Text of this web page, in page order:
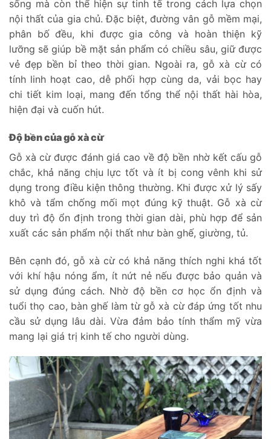
sống mà còn thể hiện sự tinh tế trong cách lựa chọn
nội thất của gia chủ. Đặc biệt, đường vân gỗ mềm mại,
phân bố đều, khi được gia công và hoàn thiện kỹ
lưỡng sẽ giúp bề mặt sản phẩm có chiều sâu, giữ được
vẻ đẹp bền bỉ theo thời gian. Ngoài ra, gỗ xà cừ có
tính linh hoạt cao, dễ phối hợp cùng da, vải bọc hay
chi tiết kim loại, mang đến tổng thể nội thất hài hòa,
hiện đại và cuốn hút.
Độ bền của gỗ xà cừ
Gỗ xà cừ được đánh giá cao về độ bền nhờ kết cấu gỗ
chắc, khả năng chịu lực tốt và ít bị cong vênh khi sử
dụng trong điều kiện thông thường. Khi được xử lý sấy
khô và tẩm chống mối mọt đúng kỹ thuật. Gỗ xà cừ
duy trì độ ổn định trong thời gian dài, phù hợp để sản
xuất các sản phẩm nội thất như bàn ghế, giường, tủ.
Bên cạnh đó, gỗ xà cừ có khả năng thích nghi khá tốt
với khí hậu nóng ẩm, ít nứt nẻ nếu được bảo quản và
sử dụng đúng cách. Nhờ độ bền cơ học ổn định và
tuổi thọ cao, bàn ghế làm từ gỗ xà cừ đáp ứng tốt nhu
cầu sử dụng lâu dài. Vừa đảm bảo tính thẩm mỹ vừa
mang lại giá trị kinh tế cho người dùng.